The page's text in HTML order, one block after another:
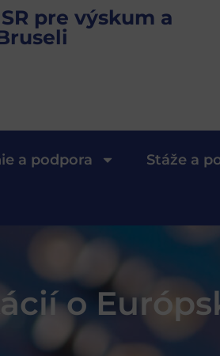
pre výskum a
a podpora Stáže a
o